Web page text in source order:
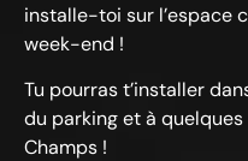
installe-toi sur l’espace
week-end !
Tu pourras t’installer
du parking et à
Champs !